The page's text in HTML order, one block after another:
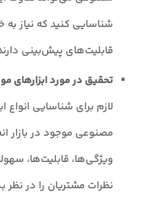
شناسایی کنید که نیاز به
قابلیت‌های پیش‌بینی
تحقیق در مورد
لازم برای شناسایی
مصنوعی موجود در بازار
ویژگی‌ها، قابلیت‌ها،
نظرات مشتریان را در نظر